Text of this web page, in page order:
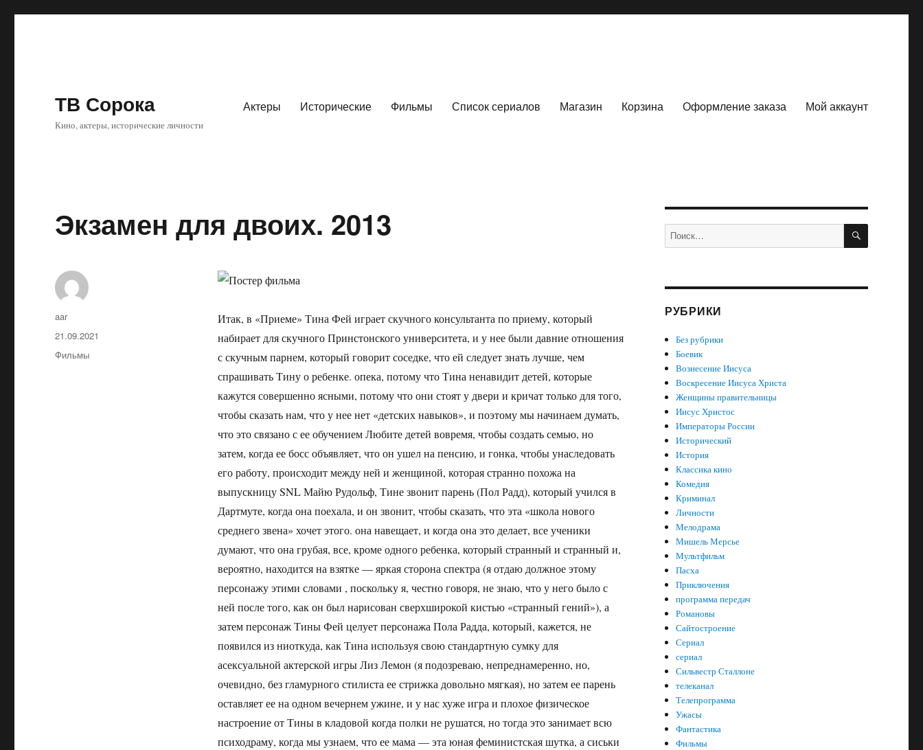
ТВ Сорока
Кино, актеры, исторические личности
Актеры Исторические Фильмы Список сериалов Магазин Корзина Оформление заказа Мой аккаунт
Экзамен для двоих. 2013
Итак, в «Приеме» Тина Фей играет скучного консультанта по приему, который
набирает для скучного Принстонского университета, и у нее были давние отношения
с скучным парнем, который говорит соседке, что ей следует знать лучше, чем
спрашивать Тину о ребенке. опека, потому что Тина ненавидит детей, которые
кажутся совершенно ясными, потому что они стоят у двери и кричат ​​только для того,
чтобы сказать нам, что у нее нет «детских навыков», и поэтому мы начинаем думать,
что это связано с ее обучением Любите детей вовремя, чтобы создать семью, но
затем, когда ее босс объявляет, что он ушел на пенсию, и гонка, чтобы унаследовать
его работу, происходит между ней и женщиной, которая странно похожа на
выпускницу SNL Майю Рудольф, Тине звонит парень (Пол Радд), который учился в
Дартмуте, когда она поехала, и он звонит, чтобы сказать, что эта «школа нового
среднего звена» хочет этого. она навещает, и когда она это делает, все ученики
думают, что она грубая, все, кроме одного ребенка, который странный и странный и,
вероятно, находится на взятке — яркая сторона спектра (я отдаю должное этому
персонажу этими словами , поскольку я, честно говоря, не знаю, что у него было с
ней после того, как он был нарисован сверхширокой кистью «странный гений»), а
затем персонаж Тины Фей целует персонажа Пола Радда, который, кажется, не
появился из ниоткуда, как Тина используя свою стандартную сумку для
асексуальной актерской игры Лиз Лемон (я подозреваю, непреднамеренно, но,
очевидно, без гламурного стилиста ее стрижка довольно мягкая), но затем ее парень
оставляет ее на одном вечернем ужине, и у нас хуже игра и плохое физическое
настроение от Тины в кладовой когда полки не рушатся, но тогда это занимает всю
психодраму, когда мы узнаем, что ее мама — эта юная феминистская шутка, а сиськи
Автор
aar
Опубликовано
21.09.2021
Рубрики
Фильмы
Искать: ПОИСК
РУБРИКИ
Без рубрики
Боевик
Вознесение Иисуса
Воскресение Иисуса Христа
Женщины правительницы
Иисус Христос
Императоры России
Исторический
История
Классика кино
Комедия
Криминал
Личности
Мелодрама
Мишель Мерсье
Мультфильм
Пасха
Приключения
программа передач
Романовы
Сайтостроение
Сериал
сериал
Сильвестр Сталлоне
телеканал
Телепрограмма
Ужасы
Фантастика
Фильмы